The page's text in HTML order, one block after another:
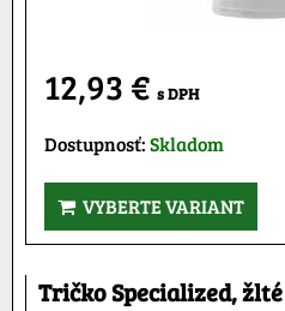
12,93 € s DPH
Dostupnosť:Skladom
VYBERTE VARIANT
Tričko Specialized, žlté